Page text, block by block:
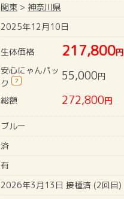
関東 > 神奈川県
2025年12月10日
生体価格 217,800円
安心にゃんパッ
ク
? 55,000円
総額 272,800円
ブルー
済
有
2026年3月13日 接種済 (2回目)